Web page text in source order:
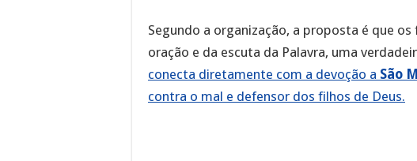
Segundo a organização, a proposta é que
oração e da escuta da Palavra, uma
conecta diretamente com a devoção a São
contra o mal e defensor dos filhos de Deus.